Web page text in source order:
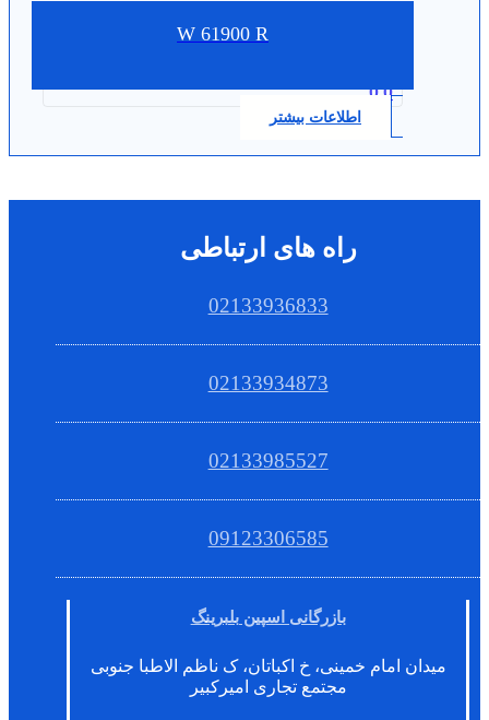
W 61900 R
0.0
اطلاعات بیشتر
راه های ارتباطی
02133936833
02133934873
02133985527
09123306585
بازرگانی اسپین بلبرینگ
میدان امام خمینی، خ اکباتان، ک ناظم الاطبا جنوبی
مجتمع تجاری امیرکبیر